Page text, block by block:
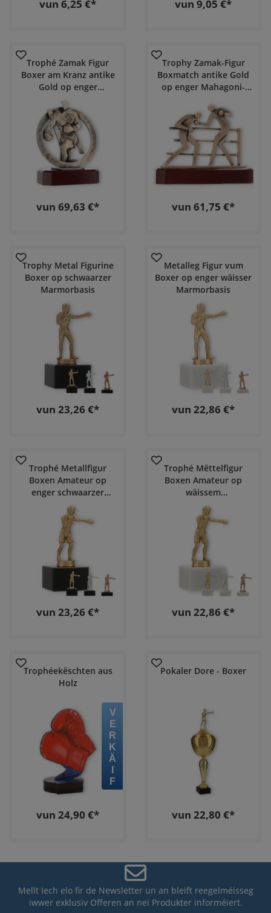
vun 6,25 €* vun 9,05 €*
Trophé Zamak Figur
Boxer am Kranz antike
Gold op enger
mahagonifaarweger
Holzbas
vun 69,63 €*
Trophy Zamak-Figur
Boxmatch antike Gold
op enger Mahagoni-
vun 61,75 €*
Trophy Metal Figurine
Boxer op schwaarzer
Marmorbasis
vun 23,26 €*
Metalleg Figur vum
Boxer op enger wäisser
Marmorbasis
vun 22,86 €*
Trophé Metallfigur
Boxen Amateur op
enger schwaarzer
Marmorplack
vun 23,26 €*
Trophé Mëttelfigur
Boxen Amateur op
wäissem
Marmorbuedem
vun 22,86 €*
VERKÄIF
Trophéekëschten aus
Holz
vun 24,90 €*
Pokaler Dore - Boxer
vun 22,80 €*
Mellt Iech elo fir de Newsletter un an bleift reegelméisseg
iwwer exklusiv Offeren an nei Produkter informéiert.